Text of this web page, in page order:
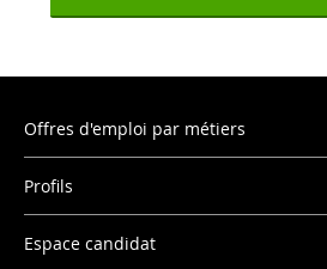
Offres d'emploi par métiers
Profils
Espace candidat